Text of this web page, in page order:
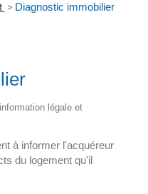
> Diagnostic immobilier
légale et
à informer l'acquéreur
du logement qu'il